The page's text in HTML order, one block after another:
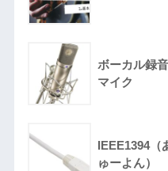
ボーカル録
マイク
IEEE1394（
ゅーよん）